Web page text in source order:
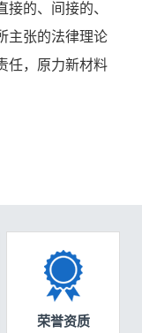
的、间接的、
主张的法律理论
任，原力新材料
荣誉资质